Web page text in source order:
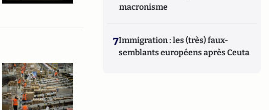
macronisme
7Immigration : les (très) faux-
semblants européens après Ceuta